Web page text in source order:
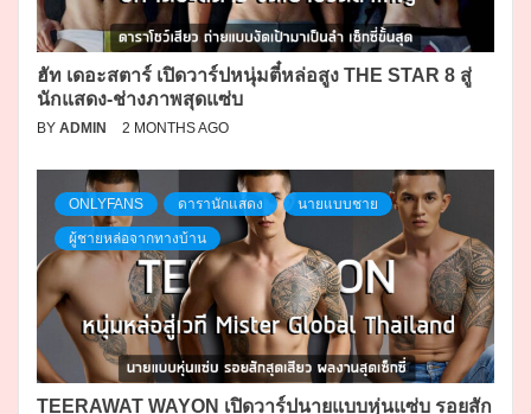
ฮัท เดอะสตาร์ เปิดวาร์ปหนุ่มตี๋หล่อสูง THE STAR 8 สู่
นักแสดง-ช่างภาพสุดแซ่บ
BY ADMIN 2 MONTHS AGO
ONLYFANS ดารานักแสดง นายแบบชาย
ผู้ชายหล่อจากทางบ้าน
TEERAWAT WAYON เปิดวาร์ปนายแบบหุ่นแซ่บ รอยสัก